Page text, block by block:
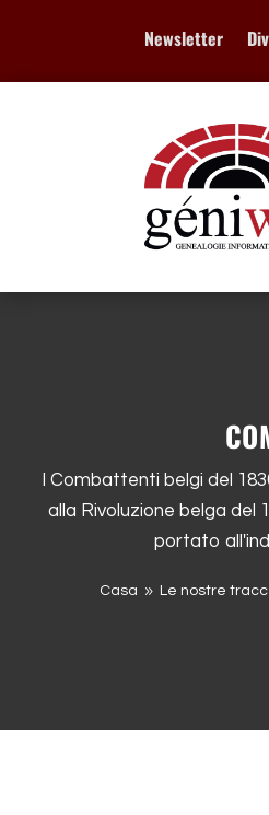
Newsletter
I Combattenti belgi del
alla Rivoluzione belga del
portato
Casa 9 Le nostre